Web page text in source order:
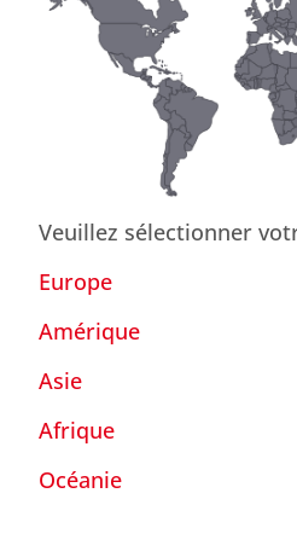
Veuillez sélectionner
Europe
Amérique
Asie
Afrique
Océanie